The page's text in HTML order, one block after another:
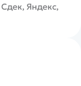
Сдек, Яндекс,